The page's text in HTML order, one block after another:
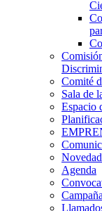
Comité
Sala de
Espacio
Agenda